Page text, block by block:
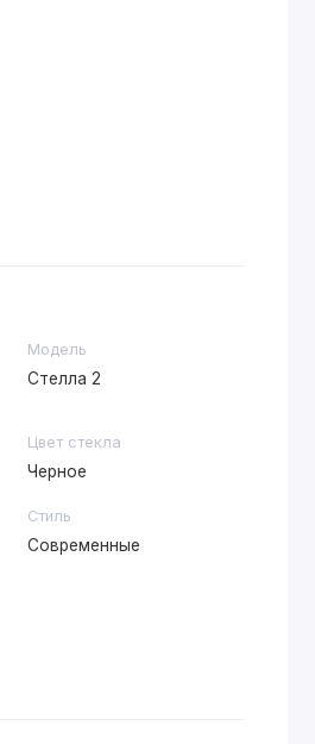
Модель
Стелла 2
Цвет стекла
Черное
Стиль
Современные